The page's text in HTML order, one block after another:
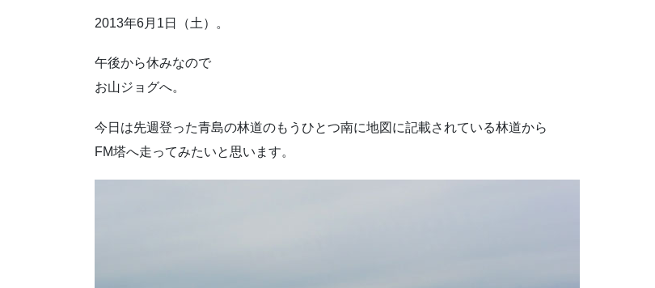
2013年6月1日（土）。
午後から休みなので
お山ジョグへ。
今日は先週登った青島の林道のもうひとつ南に地図に記載されている林道から
FM塔へ走ってみたいと思います。